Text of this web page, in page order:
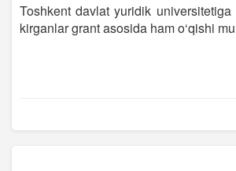
Toshkent davlat yuridik
kirganlar grant asosida ham o‘qishi